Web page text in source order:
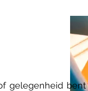
gelegenheid